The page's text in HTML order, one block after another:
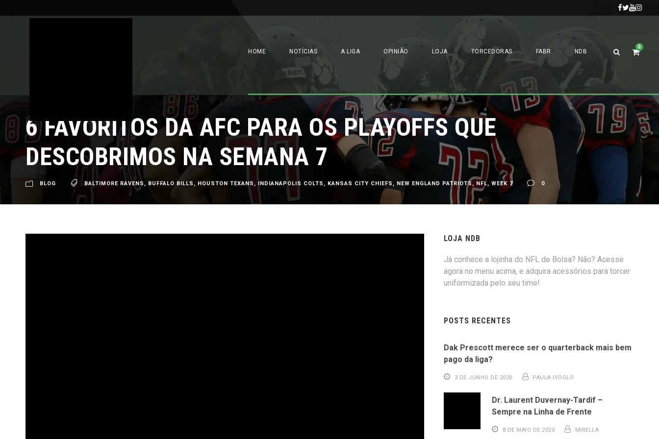
HOME NOTÍCIAS A LIGA OPINIÃO LOJA TORCEDORAS FABR NDB
0
6 FAVORITOS DA AFC PARA OS PLAYOFFS QUE
DESCOBRIMOS NA SEMANA 7
BLOG BALTIMORE RAVENS , BUFFALO BILLS , HOUSTON TEXANS , INDIANAPOLIS COLTS , KANSAS CITY CHIEFS , NEW ENGLAND PATRIOTS , NFL, WEEK 7 0
LOJA NDB
Já conhece a lojinha do NFL de Bolsa? Não? Acesse
agora no menu acima, e adquira acessórios para torcer
uniformizada pelo seu time!
POSTS RECENTES
Dak Prescott merece ser o quarterback mais bem
pago da liga?
3 DE JUNHO DE 2020 PAULA IVOGLO
Dr. Laurent Duvernay-Tardif –
Sempre na Linha de Frente
8 DE MAIO DE 2020 MIRELLA